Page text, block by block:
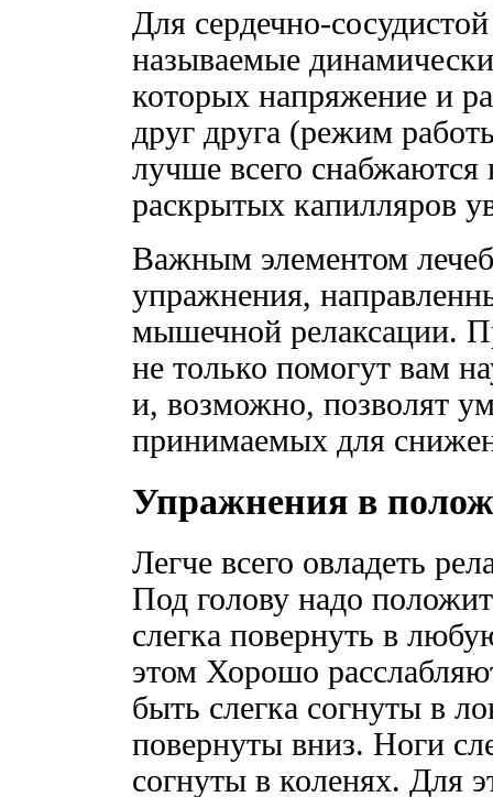
Для сердечно-
называемые
которых напряжение и
друг друга (режим
лучше всего снабжаются
раскрытых капилляров
Важным элементом
упражнения,
мышечной релаксации.
не только помогут вам
и, возможно, позволят
принимаемых для
Упражнения в
Легче всего овладеть
Под голову надо
слегка повернуть в
этом Хорошо
быть слегка согнуты в
повернуты вниз. Ноги
согнуты в коленях. Для